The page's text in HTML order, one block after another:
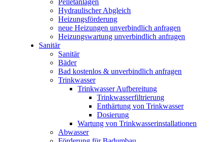
Pelletanlagen
Hydraulischer Abgleich
Heizungsförderung
neue Heizungen unverbindlich anfragen
Heizungswartung unverbindlich anfragen
Sanitär
Sanitär
Bäder
Bad kostenlos & unverbindlich anfragen
Trinkwasser
Trinkwasser Aufbereitung
Trinkwasserfiltrierung
Enthärtung von Trinkwasser
Dosierung
Wartung von Trinkwasserinstallationen
Abwasser